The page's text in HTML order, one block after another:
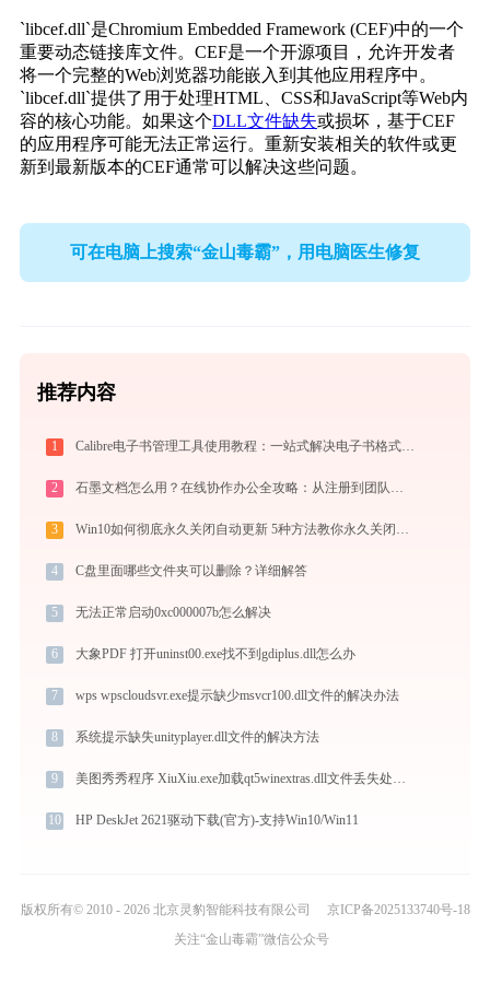
`libcef.dll`是Chromium Embedded Framework (CEF)中的一个
重要动态链接库文件。CEF是一个开源项目，允许开发者
将一个完整的Web浏览器功能嵌入到其他应用程序中。
`libcef.dll`提供了用于处理HTML、CSS和JavaScript等Web内
容的核心功能。如果这个DLL文件缺失或损坏，基于CEF
的应用程序可能无法正常运行。重新安装相关的软件或更
新到最新版本的CEF通常可以解决这些问题。
可在电脑上搜索“金山毒霸”，用电脑医生修复
推荐内容
1 Calibre电子书管理工具使用教程：一站式解决电子书格式转换、元数据管理与设备同步
2 石墨文档怎么用？在线协作办公全攻略：从注册到团队高效协同
3 Win10如何彻底永久关闭自动更新 5种方法教你永久关闭win10自动更新
4 C盘里面哪些文件夹可以删除？详细解答
5 无法正常启动0xc000007b怎么解决
6 大象PDF 打开uninst00.exe找不到gdiplus.dll怎么办
7 wps wpscloudsvr.exe提示缺少msvcr100.dll文件的解决办法
8 系统提示缺失unityplayer.dll文件的解决方法
9 美图秀秀程序 XiuXiu.exe加载qt5winextras.dll文件丢失处理办法
10 HP DeskJet 2621驱动下载(官方)-支持Win10/Win11
版权所有© 2010 - 2026 北京灵豹智能科技有限公司
京ICP备2025133740号-18
关注“金山毒霸”微信公众号